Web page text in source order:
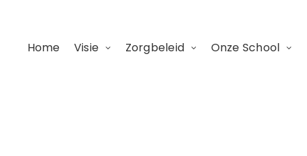
Home Visie Zorgbeleid Onze School